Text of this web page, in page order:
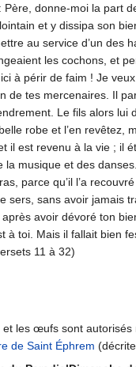
donne-moi la part
et y dissipa son
au service d’un des
les cochons, et
à périr de faim ! Je
tes mercenaires. Il
Le fils alors
robe et l’en
est revenu à la vie ; il
musique et des
parce qu’il l’a
sers, sans avoir jamais
avoir dévoré ton
toi. Mais il fallait bien
11 à 32)
les œufs sont
de Saint Éphrem